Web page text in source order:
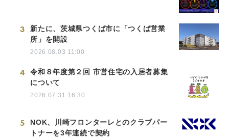
3
新たに、茨城県つくば市に「つくば営業
所」を開設
2026.08.03 11:00
4
令和８年度第２回 市営住宅の入居者募集
について
2026.07.31 16:30
5
NOK、川崎フロンターレとのクラブパー
トナーを3年連続で契約